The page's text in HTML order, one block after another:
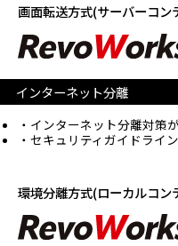
画面転送方式(サーバーコ
インターネット分離
インターネット分離対策
セキュリティガイドライ
環境分離方式(ローカルコン